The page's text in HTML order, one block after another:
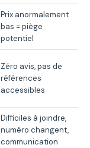
Prix anormalement
bas = piège
potentiel
Zéro avis, pas de
références
accessibles
Difficiles à joindre,
numéro changent,
communication